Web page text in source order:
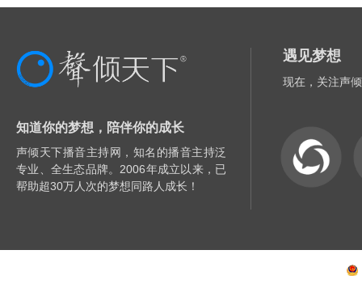
知道你的梦想，陪伴你的成长
声倾天下播音主持网，知名的播音主持泛
专业、全生态品牌。2006年成立以来，已
帮助超30万人次的梦想同路人成长！
遇见梦想
现在，关注声